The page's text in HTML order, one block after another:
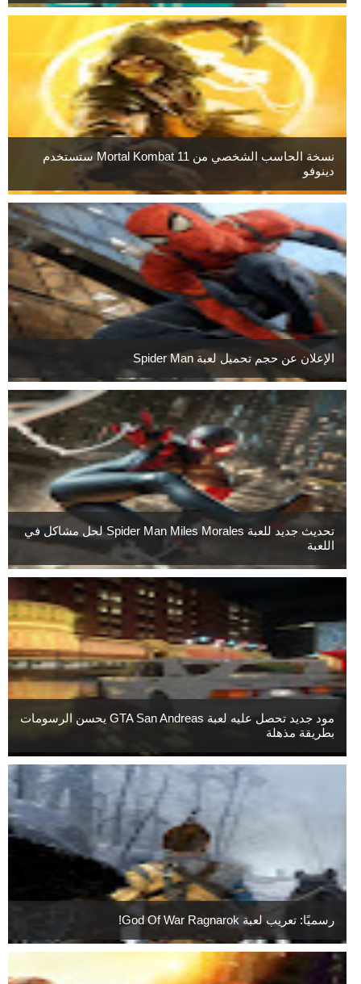
نسخة الحاسب الشخصي من Mortal Kombat 11 ستستخدم
دينوفو
الإعلان عن حجم تحميل لعبة Spider Man
تحديث جديد للعبة Spider Man Miles Morales لحل مشاكل في
اللعبة
مود جديد تحصل عليه لعبة GTA San Andreas يحسن الرسومات
بطريقة مذهلة
رسميًا: تعريب لعبة God Of War Ragnarok!